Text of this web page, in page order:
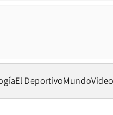
El DeportivoMundo